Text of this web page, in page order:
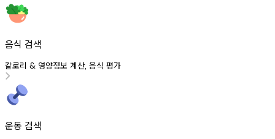
음식 검색
칼로리 & 영양정보 계산, 음식 평가
운동 검색